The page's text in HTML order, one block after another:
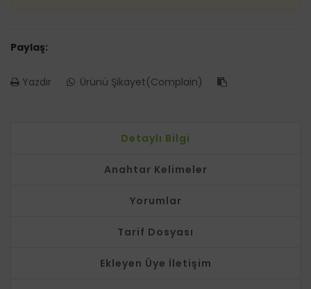
Paylaş:
Yazdır Ürünü Şikayet(Complain)
Detaylı Bilgi
Anahtar Kelimeler
Yorumlar
Tarif Dosyası
Ekleyen Üye İletişim